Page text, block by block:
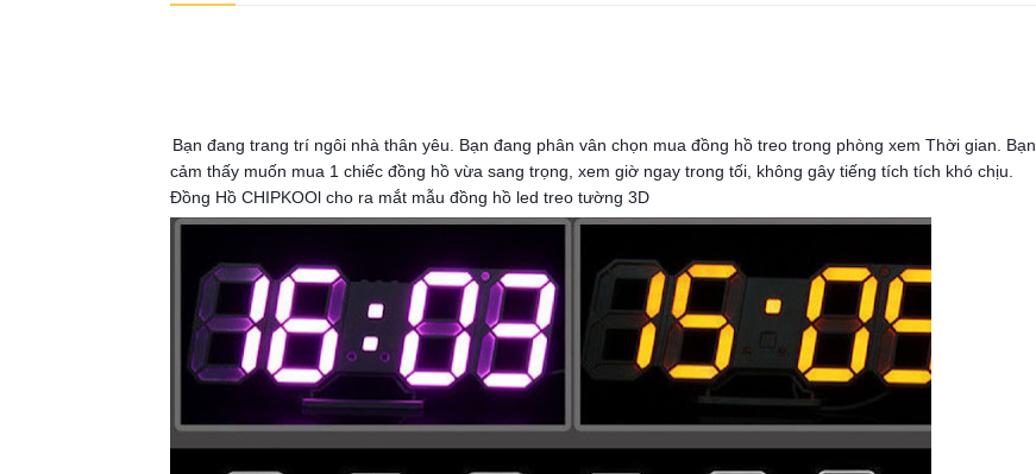
Bạn đang trang trí ngôi nhà thân yêu. Bạn đang phân vân chọn mua đồng hồ treo trong phòng xem Thời gian. Bạn
cảm thấy muốn mua 1 chiếc đồng hồ vừa sang trọng, xem giờ ngay trong tối, không gây tiếng tích tích khó chịu.
Đồng Hồ CHIPKOOl cho ra mắt mẫu đồng hồ led treo tường 3D